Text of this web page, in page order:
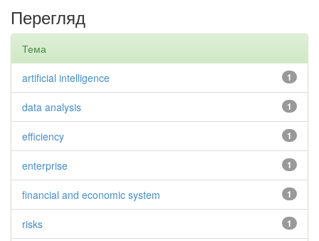
Перегляд
Тема
1
artificial intelligence
1
data analysis
1
efficiency
1
enterprise
1
financial and economic system
1
risks